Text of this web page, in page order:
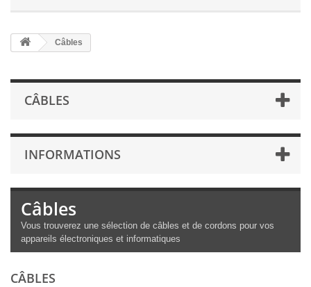
Câbles
CÂBLES
INFORMATIONS
Câbles
Vous trouverez une sélection de câbles et de cordons pour vos
appareils électroniques et informatiques
CÂBLES